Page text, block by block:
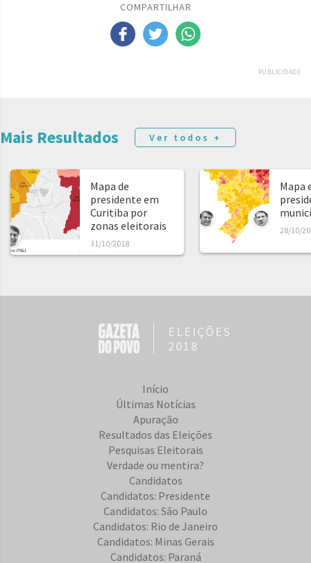
COMPARTILHAR
PUBLICIDADE
Mais Resultados Ver todos +
Mapa de
presidente em
Curitiba por
zonas eleitorais
31/10/2018
Mapa
28/10/
ELEIÇÕES
2018
Início
Últimas Notícias
Apuração
Resultados das Eleições
Pesquisas Eleitorais
Verdade ou mentira?
Candidatos
Candidatos: Presidente
Candidatos: São Paulo
Candidatos: Rio de Janeiro
Candidatos: Minas Gerais
Candidatos: Paraná